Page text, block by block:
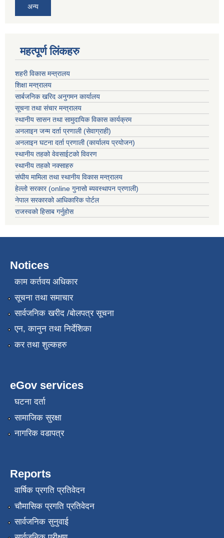
अन्य
महत्पूर्ण लिंकहरु
शहरी विकास मन्त्रालय
शिक्षा मन्त्रालय
सार्बजनिक खरिद अनुगमन कार्यालय
सूचना तथा संचार मन्त्रालय
स्थानीय सासन तथा सामुदायिक विकास कार्यक्रम
अनलाइन जन्म दर्ता प्रणाली (सेवाग्राही)
अनलाइन घटना दर्ता प्रणाली (कार्यालय प्रयोजन)
स्थानीय तहको वेवसाईटको विवरण
स्थानीय तहको नक्साहरु
संघीय मामिला तथा स्थानीय विकास मन्त्रालय
हेल्लो सरकार (online गुनासो ब्यवस्थापन प्रणाली)
नेपाल सरकारको आधिकारिक पोर्टल
राजस्वको हिसाब गर्नुहोस
Notices
काम कर्तवय अधिकार
सूचना तथा समाचार
सार्वजनिक खरीद /बोलपत्र सूचना
एन, कानुन तथा निर्देशिका
कर तथा शुल्कहरु
eGov services
घटना दर्ता
सामाजिक सुरक्षा
नागरिक वडापत्र
Reports
वार्षिक प्रगति प्रतिवेदन
चौमासिक प्रगति प्रतिवेदन
सार्वजनिक सुनुवाई